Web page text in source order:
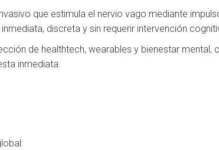
que estimula el nervio vago mediante
discreta y sin requerir intervención
de healthtech, wearables y bienestar mental,
inmediata.